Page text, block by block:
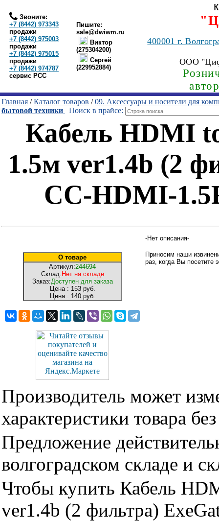
Звоните:
+7 (8442) 973343
продажи
+7 (8442) 975003
продажи
+7 (8442) 975015
продажи
+7 (8442) 974787
сервис РСС
Пишите:
sale@dwiwm.ru
Виктор
(275304200)
Сергей
(229952884)
400001г.
ООО
Главная /Каталог товаров /09. Аксессуары и носители для
бытовой техники
Поиск в прайсе:
Кабель HDMI
1.5м ver1.4b (2
CC-HDMI-
О товаре
Артикул:244694
Склад: Нет на складе
Заказ:Доступен для заказа
Цена : 153 руб.
Цена : 140 руб.
-Нет описания-
Приносим наши
раз, когда Вы посетите
Производитель может
характеристики товара
Предложение
волгоградском складе и
Чтобы купить Кабель
ver1.4b (2 фильтра)